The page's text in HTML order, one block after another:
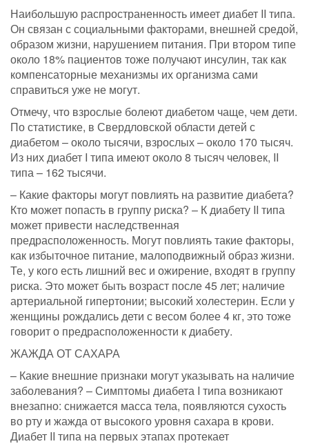
Наибольшую распространенность имеет диабет II типа.
Он связан с социальными факторами, внешней средой,
образом жизни, нарушением питания. При втором типе
около 18% пациентов тоже получают инсулин, так как
компенсаторные механизмы их организма сами
справиться уже не могут.
Отмечу, что взрослые болеют диабетом чаще, чем дети.
По статистике, в Свердловской области детей с
диабетом – около тысячи, взрослых – около 170 тысяч.
Из них диабет I типа имеют около 8 тысяч человек, II
типа – 162 тысячи.
– Какие факторы могут повлиять на развитие диабета?
Кто может попасть в группу риска? – К диабету II типа
может привести наследственная
предрасположенность. Могут повлиять такие факторы,
как избыточное питание, малоподвижный образ жизни.
Те, у кого есть лишний вес и ожирение, входят в группу
риска. Это может быть возраст после 45 лет; наличие
артериальной гипертонии; высокий холестерин. Если у
женщины рождались дети с весом более 4 кг, это тоже
говорит о предрасположенности к диабету.
ЖАЖДА ОТ САХАРА
– Какие внешние признаки могут указывать на наличие
заболевания? – Симптомы диабета I типа возникают
внезапно: снижается масса тела, появляются сухость
во рту и жажда от высокого уровня сахара в крови.
Диабет II типа на первых этапах протекает